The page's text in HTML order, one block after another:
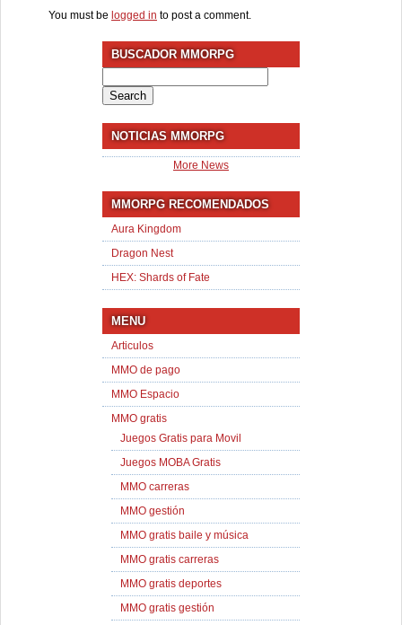
You must be logged in to post a comment.
BUSCADOR MMORPG
for:
NOTICIAS MMORPG
More News
MMORPG RECOMENDADOS
Aura Kingdom
Dragon Nest
HEX: Shards of Fate
MENU
Articulos
MMO de pago
MMO Espacio
MMO gratis
Juegos Gratis para Movil
Juegos MOBA Gratis
MMO carreras
MMO gestión
MMO gratis baile y música
MMO gratis carreras
MMO gratis deportes
MMO gratis gestión